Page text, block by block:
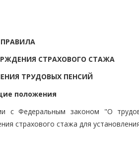
ПРАВИЛА
СТРАХОВОГО СТАЖА
ТРУДОВЫХ ПЕНСИЙ
положения
с Федеральным законом "О
страхового стажа для